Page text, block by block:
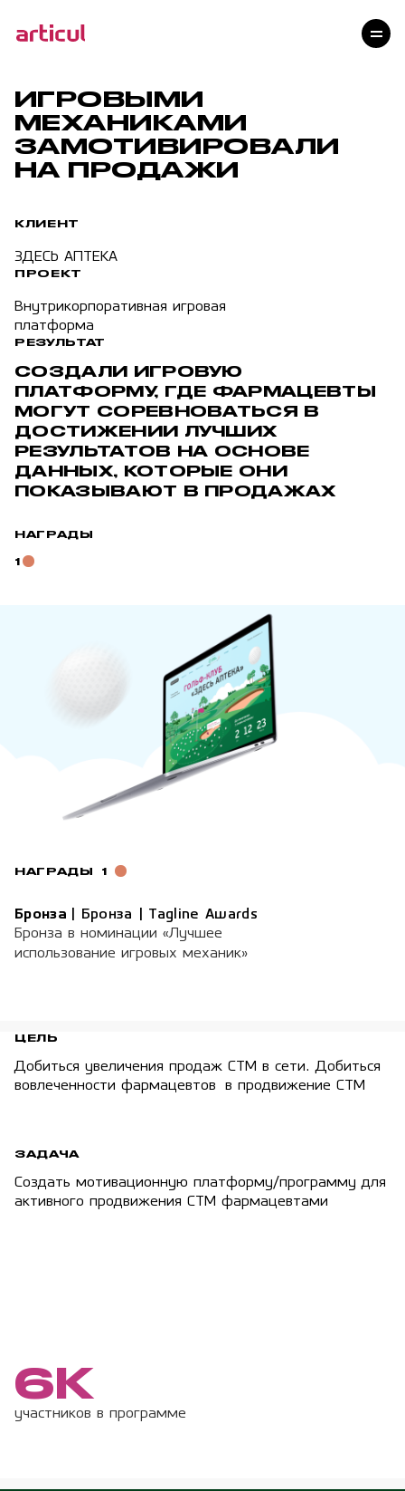
Услуги
Клиенты
Команда
Награды
Карьера
Блог
ИГРОВЫМИ
МЕХАНИКАМИ
ЗАМОТИВИРОВАЛИ
НА ПРОДАЖИ
КЛИЕНТ
ЗДЕСЬ АПТЕКА
ПРОЕКТ
Внутрикорпоративная игровая
платформа
РЕЗУЛЬТАТ
СОЗДАЛИ ИГРОВУЮ
ПЛАТФОРМУ, ГДЕ ФАРМАЦЕВТЫ
МОГУТ СОРЕВНОВАТЬСЯ В
ДОСТИЖЕНИИ ЛУЧШИХ
РЕЗУЛЬТАТОВ НА ОСНОВЕ
ДАННЫХ, КОТОРЫЕ ОНИ
ПОКАЗЫВАЮТ В ПРОДАЖАХ
НАГРАДЫ
1
НАГРАДЫ 1
Бронза
Бронза | Tagline Awards
Бронза в номинации «Лучшее
использование игровых механик»
ЦЕЛЬ
Добиться увеличения продаж СTM в сети. Добиться
вовлеченности фармацевтов в продвижение СТМ
ЗАДАЧА
Создать мотивационную платформу/программу для
активного продвижения СТМ фармацевтами
6К
участников в программе